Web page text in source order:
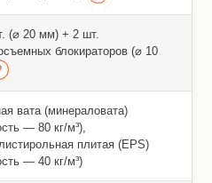
(⌀ 20 мм) + 2 шт.
блокираторов (⌀ 10
вата (минераловата)
— 80 кг/м³),
плитая (EPS)
— 40 кг/м³)